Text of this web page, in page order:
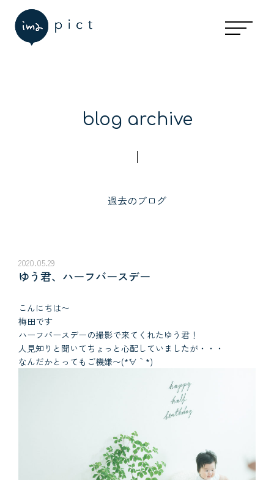
blog archive
過去のブログ
2020.05.29
ゆう君、ハーフバースデー
こんにちは〜
梅田です
ハーフバースデーの撮影で来てくれたゆう君！
人見知りと聞いてちょっと心配していましたが・・・
なんだかとってもご機嫌〜(*´∀｀*)